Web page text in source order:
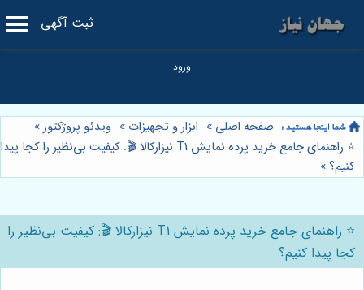
ثبت آگهی
صفحه اصلی » ابزار و تجهیزات » ویدئو پروژکتور»
⭐️ راهنمای جامع خرید پرده نمایش T1 نیزارکالا 🎬: کیفیت بی‌نظیر را کجا پیدا
کنیم؟»
⭐️ راهنمای جامع خرید پرده نمایش T1 نیزارکالا 🎬: کیفیت بی‌نظیر را
کجا پیدا کنیم؟